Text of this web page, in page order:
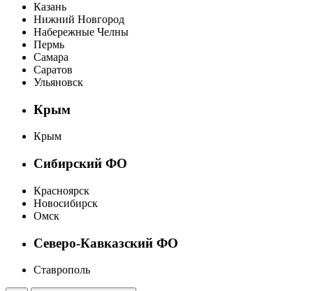
Казань
Нижний Новгород
Набережные Челны
Пермь
Самара
Саратов
Ульяновск
Крым
Крым
Сибирский ФО
Красноярск
Новосибирск
Омск
Северо-Кавказский ФО
Ставрополь